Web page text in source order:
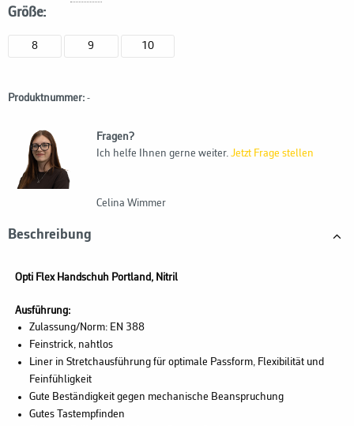
Größe:
8 9 10
Produktnummer: -
Fragen?
Ich helfe Ihnen gerne weiter. Jetzt Frage stellen
Celina Wimmer
Beschreibung
Opti Flex Handschuh Portland, Nitril
Ausführung:
Zulassung/Norm: EN 388
Feinstrick, nahtlos
Liner in Stretchausführung für optimale Passform, Flexibilität und
Feinfühligkeit
Gute Beständigkeit gegen mechanische Beanspruchung
Gutes Tastempfinden